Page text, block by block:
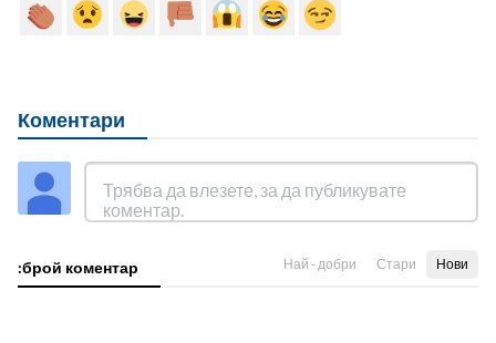
Коментари
:брой коментар Най - добри Стари Нови